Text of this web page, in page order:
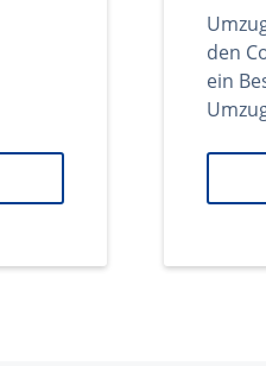
den
ein